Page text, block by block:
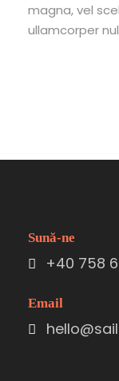
magna, vel
ullamcorper
Sună-ne
+40 758
Email